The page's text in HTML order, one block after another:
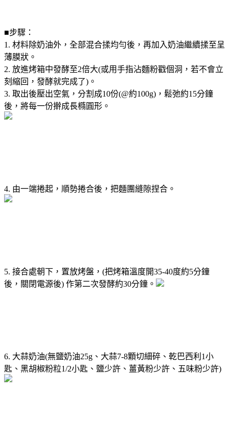
■步驟：
1. 材料除奶油外，全部混合揉均勻後，再加入奶油繼續揉至呈
薄膜狀。
2. 放進烤箱中發酵至2倍大(或用手指沾麵粉戳個洞，若不會立
刻縮回，發酵就完成了)。
3. 取出後壓出空氣，分割成10份(@約100g)，鬆弛約15分鐘
後，將每一份擀成長橢圓形。
4. 由一端捲起，順勢捲合後，把麵團縫隙捏合。
5. 接合處朝下，置放烤盤，(把烤箱溫度開35-40度約5分鐘
後，關閉電源後) 作第二次發酵約30分鐘。
6. 大蒜奶油(無鹽奶油25g、大蒜7-8顆切細碎、乾巴西利1小
匙、黑胡椒粉粒1/2小匙、鹽少許、薑黃粉少許、五味粉少許)